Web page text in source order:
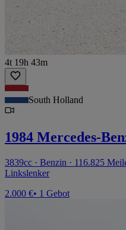
4t 19h 43m
South Holland
1984 Mercedes-
3839cc · Benzin · 116.825
Linkslenker
2.000 €• 1 Gebot